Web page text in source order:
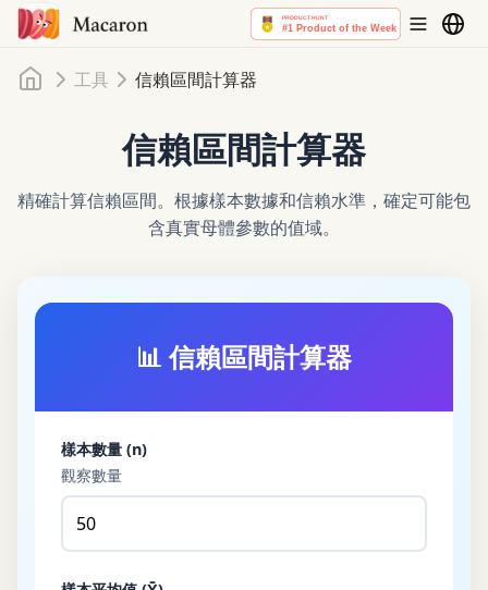
首頁工具 信賴區間計算器
信賴區間計算器
精確計算信賴區間。根據樣本數據和信賴水準，確定可能包
含真實母體參數的值域。
📊 信賴區間計算器
樣本數量 (n)
觀察數量